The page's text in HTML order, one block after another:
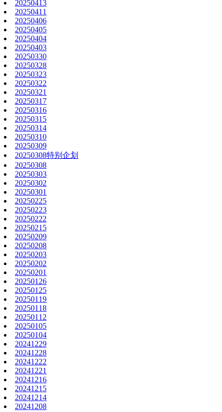
20250413
20250411
20250406
20250405
20250404
20250403
20250330
20250328
20250323
20250322
20250321
20250317
20250316
20250315
20250314
20250310
20250309
20250308特别企划
20250308
20250303
20250302
20250301
20250225
20250223
20250222
20250215
20250209
20250208
20250203
20250202
20250201
20250126
20250125
20250119
20250118
20250112
20250105
20250104
20241229
20241228
20241222
20241221
20241216
20241215
20241214
20241208